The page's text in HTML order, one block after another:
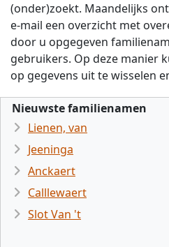
(onder)zoekt. Maandelijks
e-mail een overzicht met
door u opgegeven
gebruikers. Op deze manier
op gegevens uit te wisselen
Nieuwste familienamen
Lienen, van
Jeeninga
Anckaert
Calllewaert
Slot Van 't